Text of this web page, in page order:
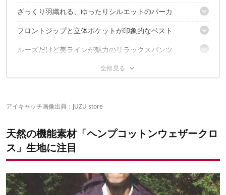
ざっくり羽織れる、ゆったりシルエットのパーカ
HEMP JAM PARKA／H/C WEATHER
フロントジップと立体ポケットが印象的なベスト
HEMP UTILITY VEST／H/C WEATHER
ルーズだけど美ラインが魅力のリラックスパンツ
HEMP JAM PANTS／H/C WEATHER
大型ポケットで高い収納力を備えたユーティリティパン
ツ
アイキャッチ画像出典： JUZU store
天然の機能素材「ヘンプコットンウェザークロ
ス」生地に注目